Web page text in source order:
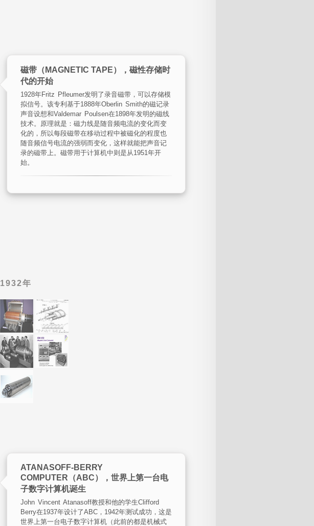
磁带（MAGNETIC TAPE），磁性存储时
代的开始
1928年Fritz Pfleumer发明了录音磁带，可以存储模
拟信号。该专利基于1888年Oberlin Smith的磁记录
声音设想和Valdemar Poulsen在1898年发明的磁线
技术。原理就是：磁力线是随音频电流的变化而变
化的，所以每段磁带在移动过程中被磁化的程度也
随音频信号电流的强弱而变化，这样就能把声音记
录的磁带上。磁带用于计算机中则是从1951年开
始。
1932年
ATANASOFF-BERRY
COMPUTER（ABC），世界上第一台电
子数字计算机诞生
John Vincent Atanasoff教授和他的学生Clifford
Berry在1937年设计了ABC，1942年测试成功，这是
世界上第一台电子数字计算机（此前的都是机械式